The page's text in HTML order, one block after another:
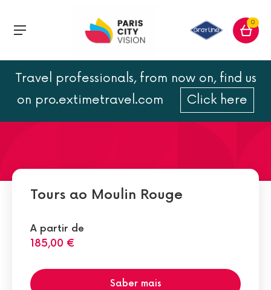
0
Travel professionals, from now on, find us
on pro.extimetravel.com
Click here
O Moulin Rouge e
Montmartre
Tours ao Moulin Rouge
A partir de
185,00 €
Saber mais